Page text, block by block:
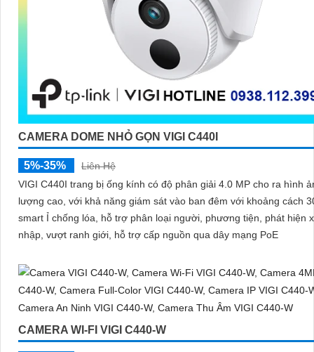
CAMERA DOME NHỎ GỌN VIGI C440I
5%-35%
Liên Hệ
VIGI C440I trang bị ống kính có độ phân giải 4.0 MP cho ra hình
lượng cao, với khả năng giám sát vào ban đêm với khoảng cách
smart Ỉ chống lóa, hỗ trợ phân loại người, phương tiện, phát hiện
nhập, vượt ranh giới, hỗ trợ cấp nguồn qua dây mạng PoE
CAMERA WI-FI VIGI C440-W